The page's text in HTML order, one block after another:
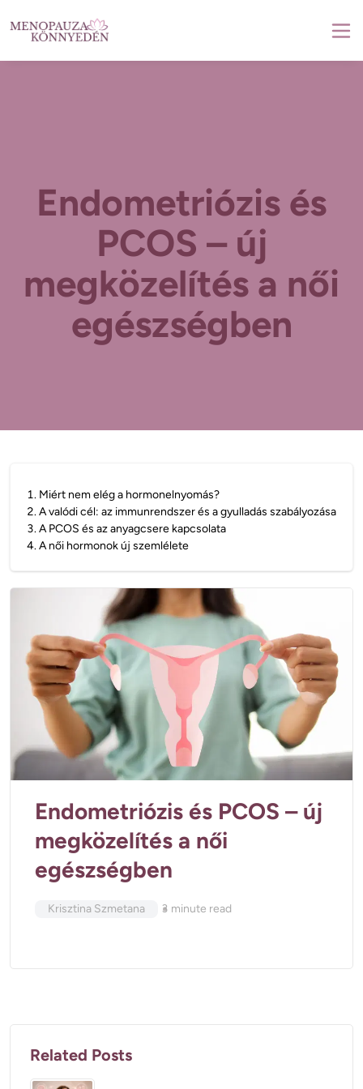
Endometriózis és
PCOS – új
megközelítés a női
egészségben
1. Miért nem elég a hormonelnyomás?
2.A valódi cél: az immunrendszer és a gyulladás szabályozása
3.A PCOS és az anyagcsere kapcsolata
4.A női hormonok új szemlélete
Endometriózis és PCOS – új
megközelítés a női
egészségben
Krisztina Szmetana 3 minute read
Related Posts